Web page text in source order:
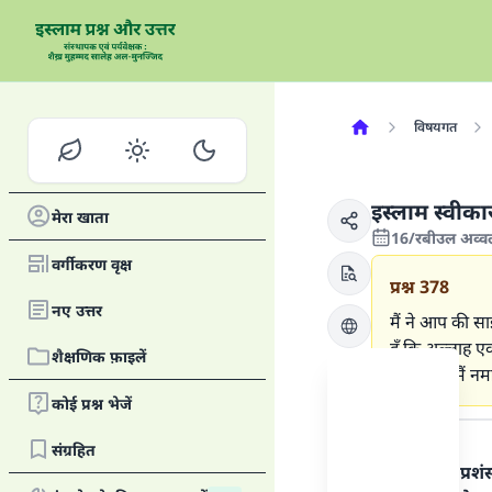
मेरा खाता
वर्गीकरण वृक्ष
नए उत्तर
शैक्षणिक फ़ाइलें
कोई प्रश्न भेजें
संग्रहित
विषयगत
इस्लाम
16/रबीउल
प्रश्न378
मैं ने आप की
हूँ कि अल्लाह
करूँ, और मैं
हर प्रकार की